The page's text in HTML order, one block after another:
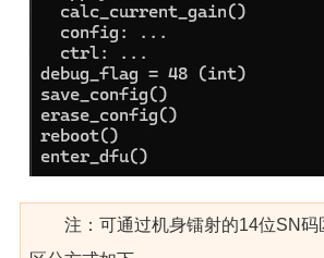
注：可通过机身镭射的14位SN码